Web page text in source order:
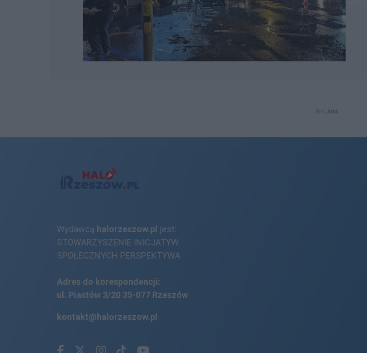
REKLAMA
Wydawcą halorzeszow.pl jest:
STOWARZYSZENIE INICJATYW
SPOŁECZNYCH PERSPEKTYWA
Adres do korespondencji:
ul. Piastów 3/20 35-077 Rzeszów
kontakt@halorzeszow.pl